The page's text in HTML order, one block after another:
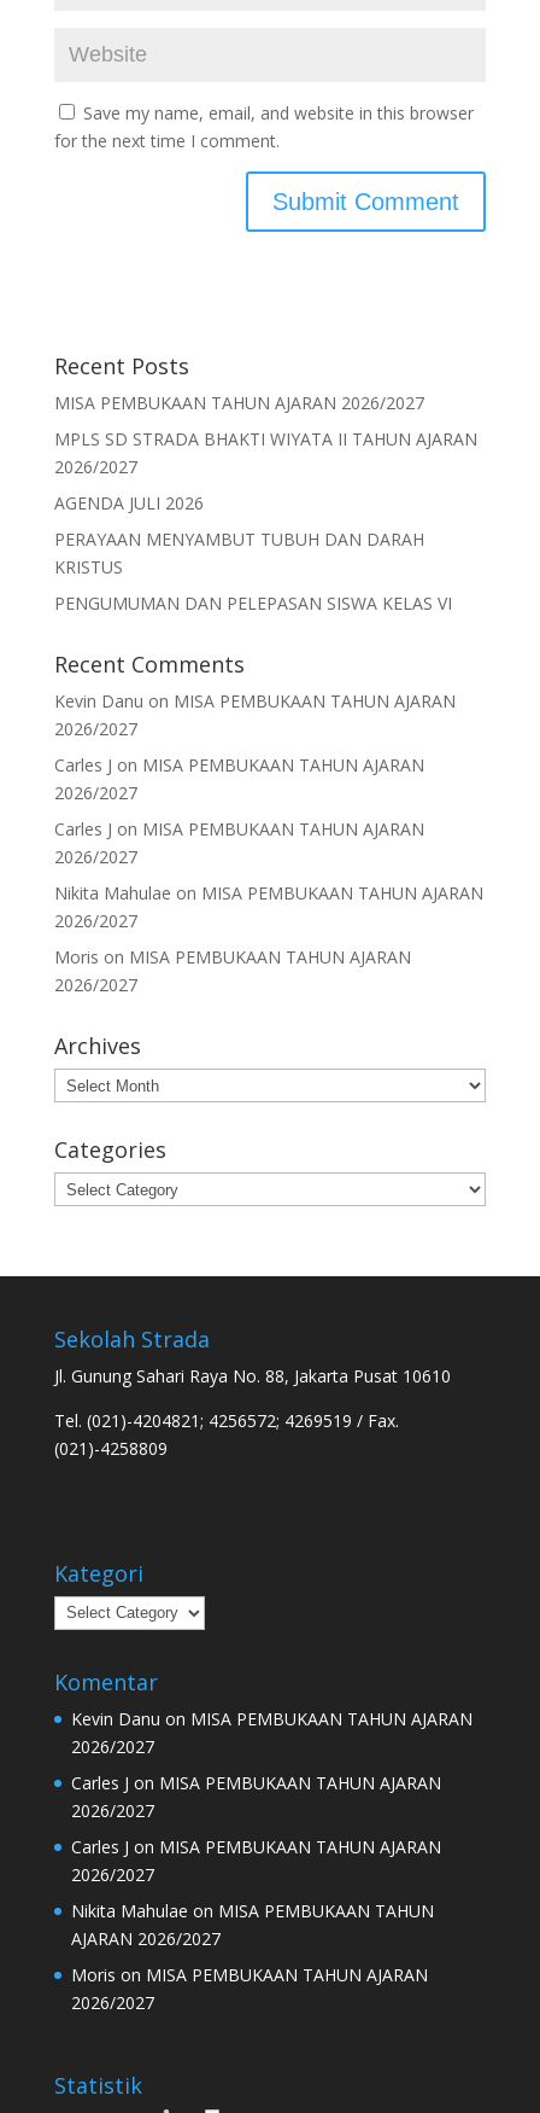
Save my name, email, and website in this browser
for the next time I comment.
Recent Posts
MISA PEMBUKAAN TAHUN AJARAN 2026/2027
MPLS SD STRADA BHAKTI WIYATA II TAHUN AJARAN
2026/2027
AGENDA JULI 2026
PERAYAAN MENYAMBUT TUBUH DAN DARAH
KRISTUS
PENGUMUMAN DAN PELEPASAN SISWA KELAS VI
Recent Comments
Kevin Danu on MISA PEMBUKAAN TAHUN AJARAN
2026/2027
Carles J on MISA PEMBUKAAN TAHUN AJARAN
2026/2027
Carles J on MISA PEMBUKAAN TAHUN AJARAN
2026/2027
Nikita Mahulae on MISA PEMBUKAAN TAHUN AJARAN
2026/2027
Moris on MISA PEMBUKAAN TAHUN AJARAN
2026/2027
Archives
Archives
Categories
Categories
Sekolah Strada
Jl. Gunung Sahari Raya No. 88, Jakarta Pusat 10610
Tel. (021)-4204821; 4256572; 4269519 / Fax.
(021)-4258809
Kategori
Kategori
Komentar
Kevin Danu on MISA PEMBUKAAN TAHUN AJARAN
2026/2027
Carles J on MISA PEMBUKAAN TAHUN AJARAN
2026/2027
Carles J on MISA PEMBUKAAN TAHUN AJARAN
2026/2027
Nikita Mahulae on MISA PEMBUKAAN TAHUN
AJARAN 2026/2027
Moris on MISA PEMBUKAAN TAHUN AJARAN
2026/2027
Statistik